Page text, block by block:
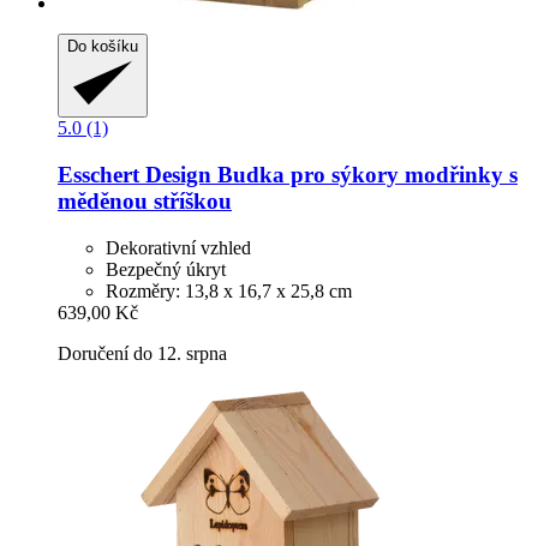
Do košíku
5.0 (1)
Esschert Design Budka pro sýkory modřinky s
měděnou stříškou
Dekorativní vzhled
Bezpečný úkryt
Rozměry: 13,8 x 16,7 x 25,8 cm
639,00 Kč
Doručení do 12. srpna